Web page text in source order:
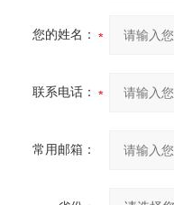
您的姓名：
联系电话：
常用邮箱：